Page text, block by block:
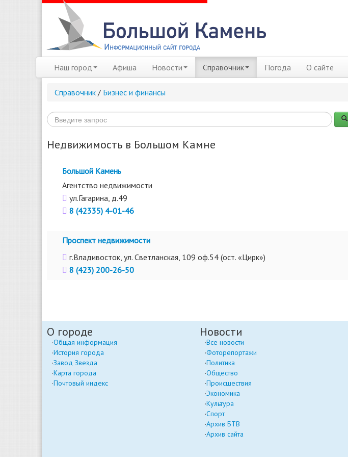
Наш город Афиша Новости Справочник Погода О сайте
Справочник / Бизнес и финансы
Недвижимость в Большом Камне
Большой Камень
Агентство недвижимости
ул.Гагарина, д.49
8 (42335) 4-01-46
Проспект недвижимости
г.Владивосток, ул. Светланская, 109 оф.54 (ост. «Цирк»)
8 (423) 200-26-50
О городе
Общая информация
История города
Завод Звезда
Карта города
Почтовый индекс
Новости
Все новости
Фоторепортажи
Политика
Общество
Происшествия
Экономика
Культура
Спорт
Архив БТВ
Архив сайта